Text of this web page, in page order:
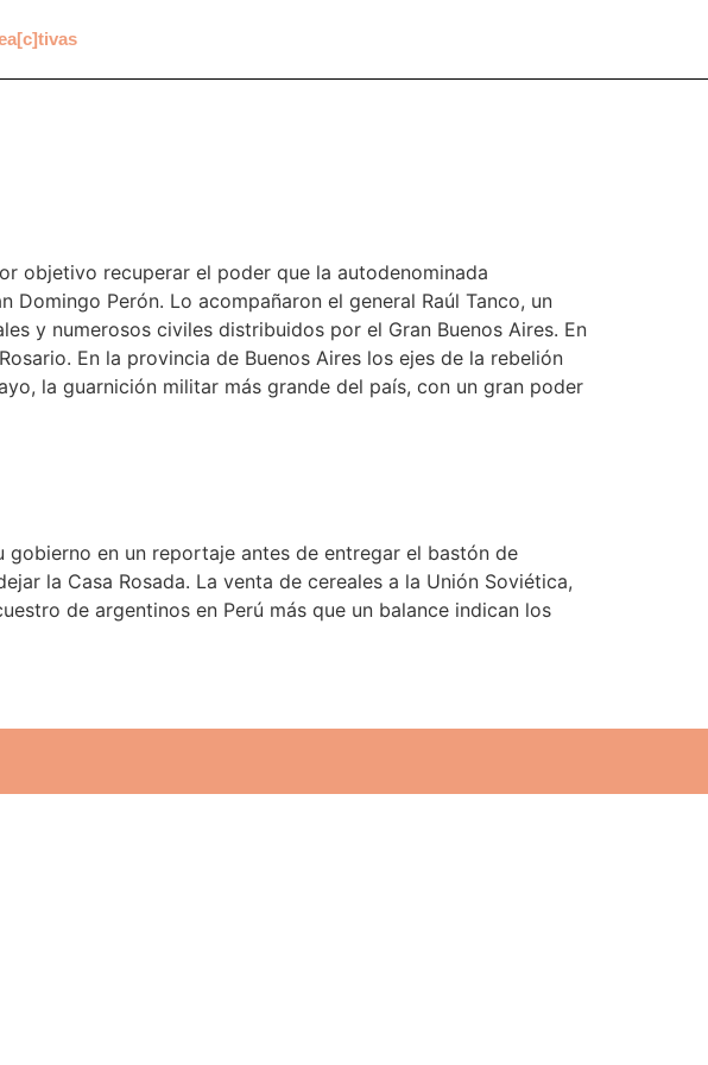
objetivo recuperar el poder que la autodenominada
Perón. Lo acompañaron el general Raúl Tanco, un
y numerosos civiles distribuidos por el Gran Buenos Aires. En
En la provincia de Buenos Aires los ejes de la rebelión
la guarnición militar más grande del país, con un gran poder
en un reportaje antes de entregar el bastón de
la Casa Rosada. La venta de cereales a la Unión Soviética,
de argentinos en Perú más que un balance indican los